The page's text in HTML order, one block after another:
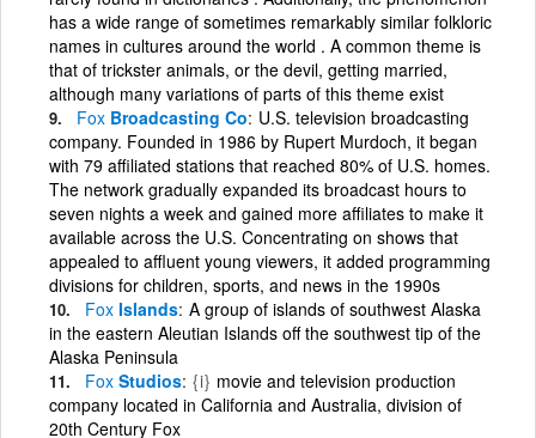
has a wide range of sometimes remarkably similar folkloric
names in cultures around the world . A common theme is
that of trickster animals, or the devil, getting married,
although many variations of parts of this theme exist
Fox Broadcasting Co U.S. television broadcasting
company. Founded in 1986 by Rupert Murdoch, it began
with 79 affiliated stations that reached 80% of U.S. homes.
The network gradually expanded its broadcast hours to
seven nights a week and gained more affiliates to make it
available across the U.S. Concentrating on shows that
appealed to affluent young viewers, it added programming
divisions for children, sports, and news in the 1990s
Fox Islands A group of islands of southwest Alaska
in the eastern Aleutian Islands off the southwest tip of the
Alaska Peninsula
Fox Studios {i} movie and television production
company located in California and Australia, division of
20th Century Fox